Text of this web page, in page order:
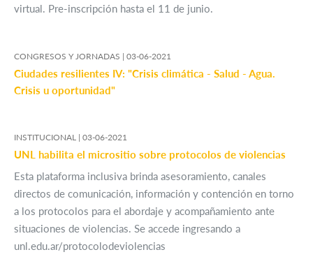
virtual. Pre-inscripción hasta el 11 de junio.
CONGRESOS Y JORNADAS | 03-06-2021
Ciudades resilientes IV: "Crisis climática - Salud - Agua.
Crisis u oportunidad"
INSTITUCIONAL | 03-06-2021
UNL habilita el micrositio sobre protocolos de violencias
Esta plataforma inclusiva brinda asesoramiento, canales
directos de comunicación, información y contención en torno
a los protocolos para el abordaje y acompañamiento ante
situaciones de violencias. Se accede ingresando a
unl.edu.ar/protocolodeviolencias